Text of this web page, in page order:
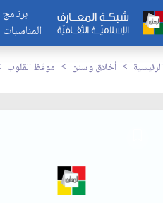
برنامج
المناسبات
الرئيسية أخلاق وسنن موقظ القلوب